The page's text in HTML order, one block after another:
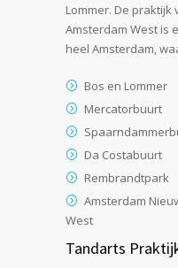
Lommer. De
Amsterdam West is
heel Amsterdam,
Bos en Lommer
Mercatorbuurt
Da Costabuurt
Rembrandtpark
Amsterdam
West
Tandarts